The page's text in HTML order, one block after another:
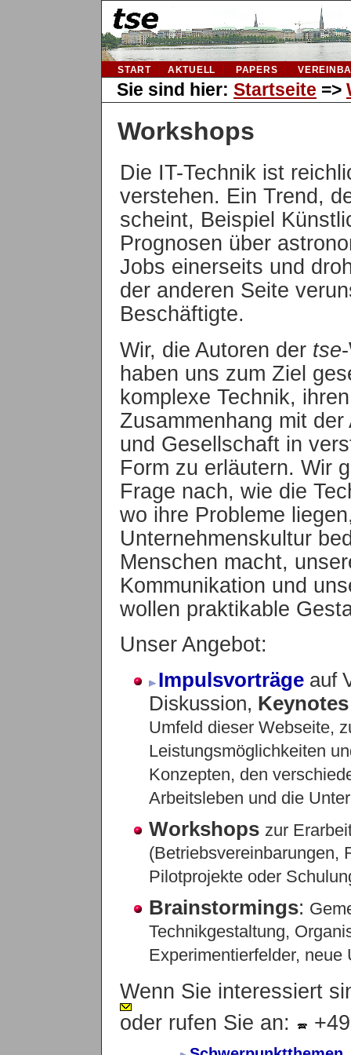
START AKTUELL PAPERS
Sie sind hier: Startseite =>
Workshops
Die IT-Technik ist
verstehen. Ein Trend,
scheint, Beispiel
Prognosen über
Jobs einerseits und
der anderen Seite
Beschäftigte.
Wir, die Autoren der tse
haben uns zum Ziel
komplexe Technik, ihren
Zusammenhang mit der
und Gesellschaft in
Form zu erläutern. Wir
Frage nach, wie die
wo ihre Probleme
Unternehmenskultur
Menschen macht,
Kommunikation und
wollen praktikable
Unser Angebot:
Impulsvorträge auf
Diskussion, Keynotes
Umfeld dieser Webseite,
Leistungsmöglichkeiten
Konzepten, den
Arbeitsleben und die
Workshops zur
(Betriebsvereinbarungen,
Pilotprojekte oder
Brainstormings:
Technikgestaltung,
Experimentierfelder,
Wenn Sie interessiert
oder rufen Sie an: